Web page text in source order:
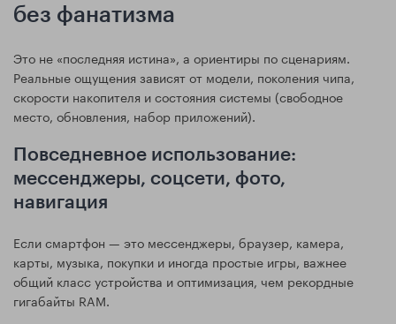
без фанатизма
Это не «последняя истина», а ориентиры по сценариям.
Реальные ощущения зависят от модели, поколения чипа,
скорости накопителя и состояния системы (свободное
место, обновления, набор приложений).
Повседневное использование:
мессенджеры, соцсети, фото,
навигация
Если смартфон — это мессенджеры, браузер, камера,
карты, музыка, покупки и иногда простые игры, важнее
общий класс устройства и оптимизация, чем рекордные
гигабайты RAM.